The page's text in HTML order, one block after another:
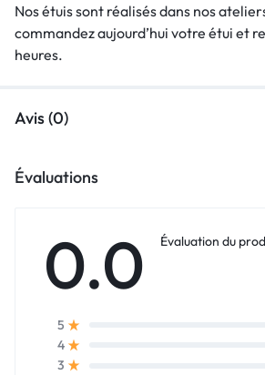
Nos étuis sont réalisés dans nos
commandez aujourd’hui votre étui et
heures.
Avis (0)
Évaluations
0.0 Évaluation du
5
4
3